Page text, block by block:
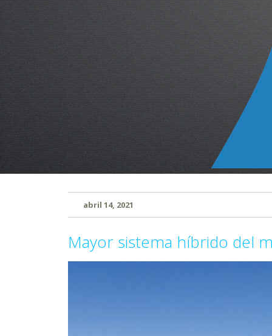
abril 14, 2021
Mayor sistema híbrido del